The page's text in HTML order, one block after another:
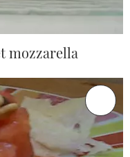
mozzarella